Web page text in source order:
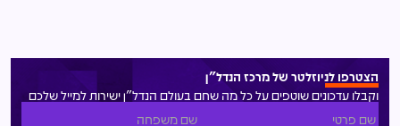
הצטרפו לניוזלטר של מרכז הנדל"ן
וקבלו עדכונים שוטפים על כל מה שחם בעולם הנדל"ן ישירות למייל שלכם